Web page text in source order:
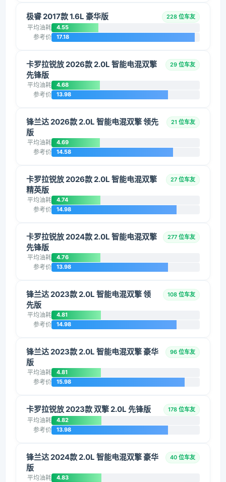
极睿 2017款 1.6L 豪华版 228 位车友
平均油耗 4.55
参考价 17.18
卡罗拉锐放 2026款 2.0L 智能电混双擎
先锋版
29 位车友
平均油耗 4.68
参考价 13.98
锋兰达 2026款 2.0L 智能电混双擎 领先
版
21 位车友
平均油耗 4.69
参考价 14.58
卡罗拉锐放 2026款 2.0L 智能电混双擎
精英版
27 位车友
平均油耗 4.74
参考价 14.98
卡罗拉锐放 2024款 2.0L 智能电混双擎
先锋版
277 位车友
平均油耗 4.76
参考价 13.98
锋兰达 2023款 2.0L 智能电混双擎 领
先版
108 位车友
平均油耗 4.81
参考价 14.98
锋兰达 2023款 2.0L 智能电混双擎 豪华
版
96 位车友
平均油耗 4.81
参考价 15.98
卡罗拉锐放 2023款 双擎 2.0L 先锋版 178 位车友
平均油耗 4.82
参考价 13.98
锋兰达 2024款 2.0L 智能电混双擎 豪华
版
40 位车友
平均油耗 4.83